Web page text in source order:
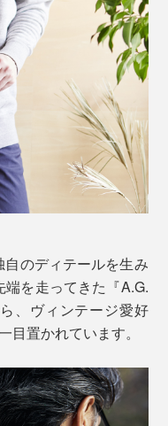
のディテールを生み
を走ってきた『A.G.
、ヴィンテージ愛好
目置かれています。